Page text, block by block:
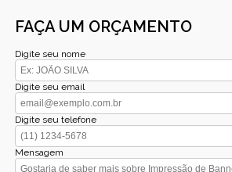
FAÇA UM ORÇAMENTO
Digite seu nome
Digite seu email
Digite seu telefone
Mensagem